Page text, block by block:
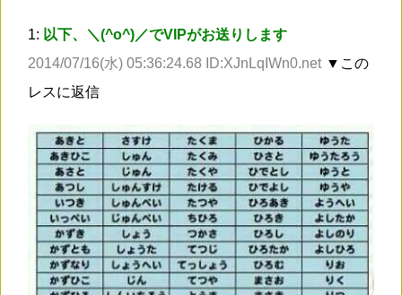
1: 以下、＼(^o^)／でVIPがお送りします
2014/07/16(水) 05:36:24.68 ID:XJnLqIWn0.net ▼この
レスに返信